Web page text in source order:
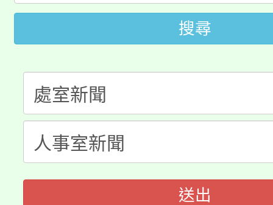
視費優惠，中低收入戶
者。
大園自造教育及科技
份教師研習
淨零綠生活教案入校路
會
115年食農教育專業人
程
搜尋
送出